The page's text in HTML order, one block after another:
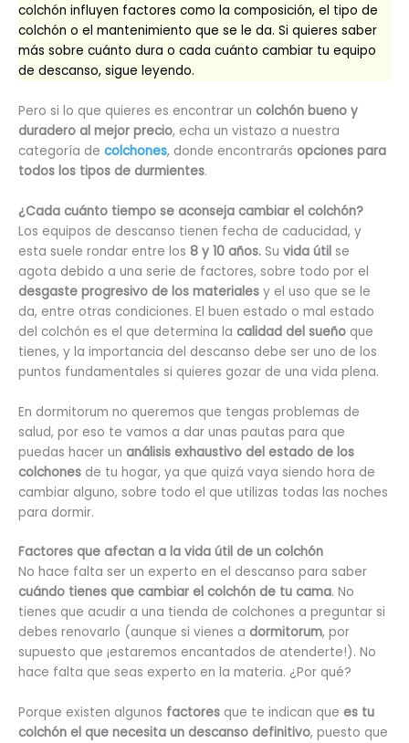
colchón influyen factores como la composición, el tipo de
colchón o el mantenimiento que se le da. Si quieres saber
más sobre cuánto dura o cada cuánto cambiar tu equipo
de descanso, sigue leyendo.
Pero si lo que quieres es encontrar un colchón bueno y
duradero al mejor precio, echa un vistazo a nuestra
categoría de colchones, donde encontrarás opciones para
todos los tipos de durmientes.
¿Cada cuánto tiempo se aconseja cambiar el colchón?
Los equipos de descanso tienen fecha de caducidad, y
esta suele rondar entre los 8 y 10 años. Su vida útil se
agota debido a una serie de factores, sobre todo por el
desgaste progresivo de los materiales y el uso que se le
da, entre otras condiciones. El buen estado o mal estado
del colchón es el que determina la calidad del sueño que
tienes, y la importancia del descanso debe ser uno de los
puntos fundamentales si quieres gozar de una vida plena.
En dormitorum no queremos que tengas problemas de
salud, por eso te vamos a dar unas pautas para que
puedas hacer un análisis exhaustivo del estado de los
colchones de tu hogar, ya que quizá vaya siendo hora de
cambiar alguno, sobre todo el que utilizas todas las noches
para dormir.
Factores que afectan a la vida útil de un colchón
No hace falta ser un experto en el descanso para saber
cuándo tienes que cambiar el colchón de tu cama. No
tienes que acudir a una tienda de colchones a preguntar si
debes renovarlo (aunque si vienes a dormitorum, por
supuesto que ¡estaremos encantados de atenderte!). No
hace falta que seas experto en la materia. ¿Por qué?
Porque existen algunos factores que te indican que es tu
colchón el que necesita un descanso definitivo, puesto que